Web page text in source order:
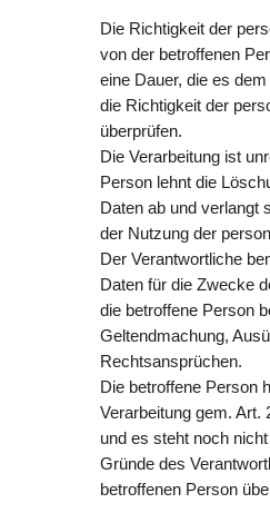
Die Richtigkeit der
von der betroffenen
eine Dauer, die es
die Richtigkeit der
überprüfen.
Die Verarbeitung ist
Person lehnt die
Daten ab und verlangt
der Nutzung der
Der Verantwortliche
Daten für die Zwecke
die betroffene Person
Geltendmachung,
Rechtsansprüchen.
Die betroffene Person
Verarbeitung gem. Art.
und es steht noch
Gründe des
betroffenen Person